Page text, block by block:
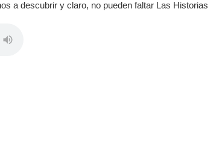
a descubrir y claro, no pueden faltar Las Historias